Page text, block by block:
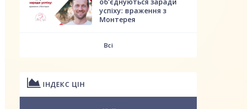
успіху: враження з
Монтерея
Всі
ІНДЕКС ЦІН